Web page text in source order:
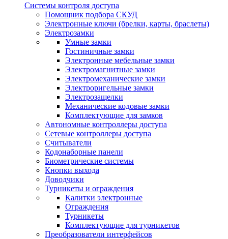
Системы контроля доступа
Помощник подбора СКУД
Электронные ключи (брелки, карты, браслеты)
Электрозамки
Умные замки
Гостиничные замки
Электронные мебельные замки
Электромагнитные замки
Электромеханические замки
Электроригельные замки
Электрозащелки
Механические кодовые замки
Комплектующие для замков
Автономные контроллеры доступа
Сетевые контроллеры доступа
Считыватели
Кодонаборные панели
Биометрические системы
Кнопки выхода
Доводчики
Турникеты и ограждения
Калитки электронные
Ограждения
Турникеты
Комплектующие для турникетов
Преобразователи интерфейсов